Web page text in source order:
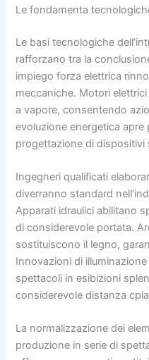
Le fondamenta
Le basi tecnologiche
rafforzano tra la
impiego forza elettrica
meccaniche. Motori
a vapore, consentendo
evoluzione energetica apre
progettazione di dispositivi
Ingegneri qualificati
diverranno standard
Apparati idraulici abilitano
di considerevole portata.
sostituiscono il legno,
Innovazioni di
spettacoli in esibizioni
considerevole distanza
La normalizzazione dei
produzione in serie di